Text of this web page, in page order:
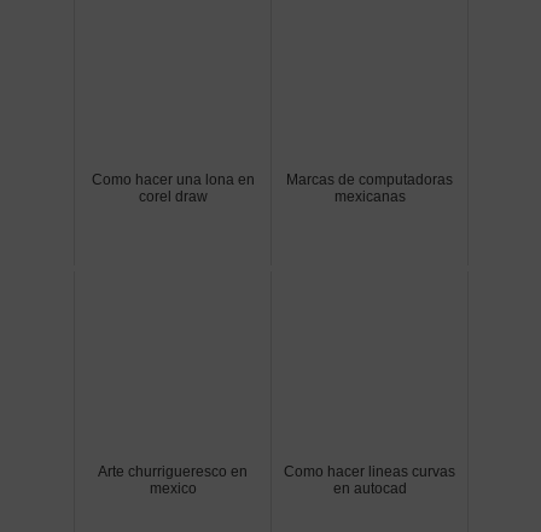
Como hacer una lona en
corel draw
Marcas de computadoras
mexicanas
Arte churrigueresco en
mexico
Como hacer lineas curvas
en autocad